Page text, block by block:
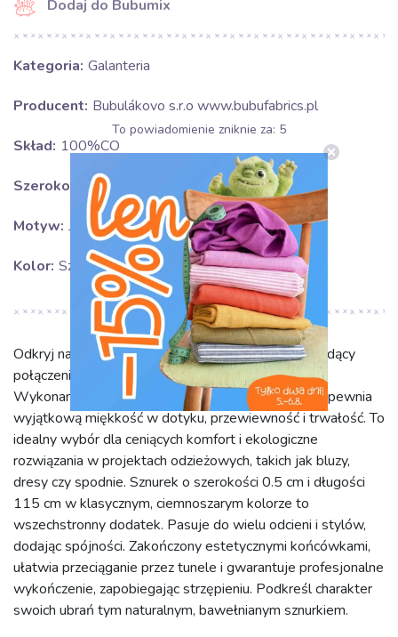
Dodaj do Bubumix
Kategoria: Galanteria
Producent: Bubulákovo s.r.o www.bubufabrics.pl
Skład: 100%CO
Szerokość: 0.5 cm
Motyw: Jednokolorowe
Kolor: Szary
Odkryj nasz sznurek do bluzy HEAD2 dark grey, będący
połączeniem funkcjonalności i naturalnego piękna.
Wykonany w 100% z wysokiej jakości bawełny, zapewnia
wyjątkową miękkość w dotyku, przewiewność i trwałość. To
idealny wybór dla ceniących komfort i ekologiczne
rozwiązania w projektach odzieżowych, takich jak bluzy,
dresy czy spodnie. Sznurek o szerokości 0.5 cm i długości
115 cm w klasycznym, ciemnoszarym kolorze to
wszechstronny dodatek. Pasuje do wielu odcieni i stylów,
dodając spójności. Zakończony estetycznymi końcówkami,
ułatwia przeciąganie przez tunele i gwarantuje profesjonalne
wykończenie, zapobiegając strzępieniu. Podkreśl charakter
swoich ubrań tym naturalnym, bawełnianym sznurkiem.
To powiadomienie zniknie za: 5